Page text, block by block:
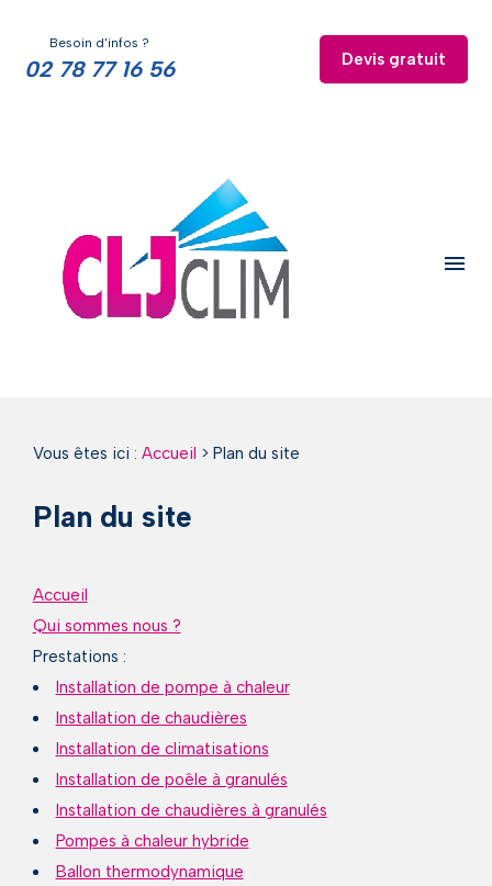
Besoin d'infos ?
02 78 77 16 56 Devis gratuit
menu
Vous êtes ici : Accueil > Plan du site
Plan du site
Accueil
Qui sommes nous ?
Prestations
Installation de pompe à chaleur
Installation de chaudières
Installation de climatisations
Installation de poêle à granulés
Installation de chaudières à granulés
Pompes à chaleur hybride
Ballon thermodynamique